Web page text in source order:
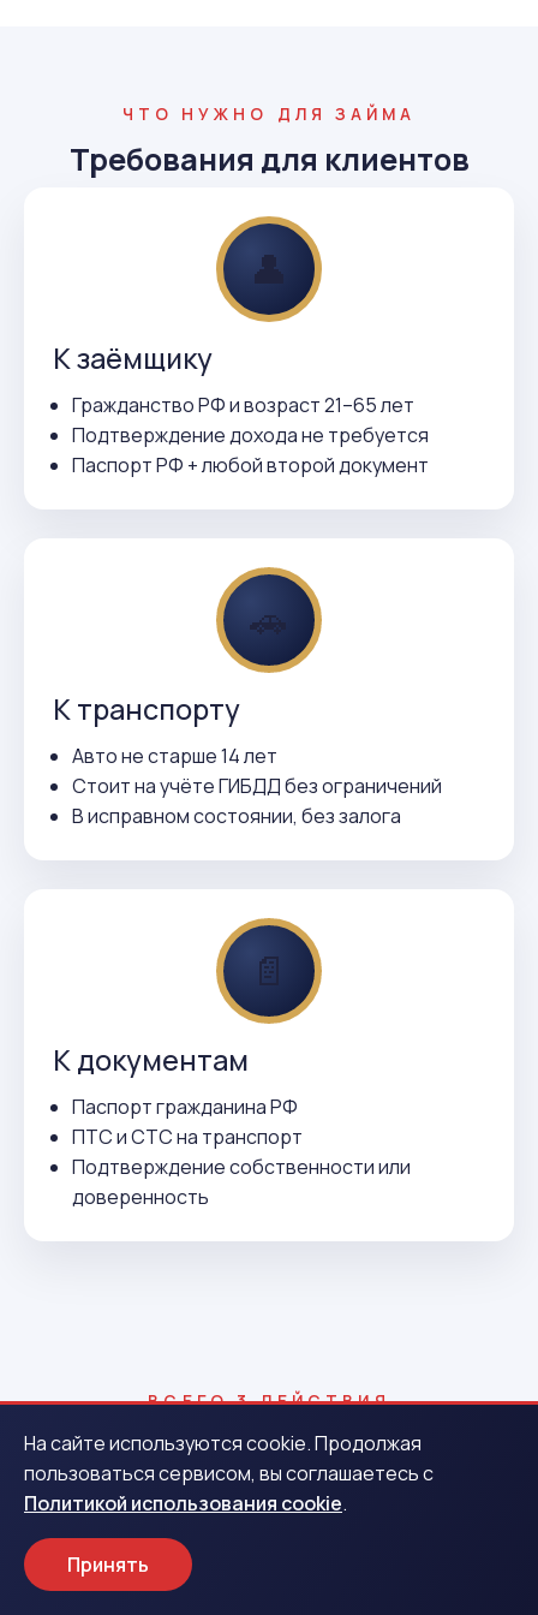
ЧТО НУЖНО ДЛЯ ЗАЙМА
Требования для клиентов
👤
К заёмщику
Гражданство РФ и возраст 21–65 лет
Подтверждение дохода не требуется
Паспорт РФ + любой второй документ
🚗
К транспорту
Авто не старше 14 лет
Стоит на учёте ГИБДД без ограничений
В исправном состоянии, без залога
📄
К документам
Паспорт гражданина РФ
ПТС и СТС на транспорт
Подтверждение собственности или
доверенность
ВСЕГО 3 ДЕЙСТВИЯ
Как получить деньги в Зее
1
Заявка
На сайте используются cookie. Продолжая
пользоваться сервисом, вы соглашаетесь с
Политикой использования cookie.
Принять